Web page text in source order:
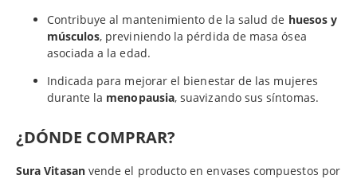
Contribuye al mantenimiento de la salud de huesos y
músculos, previniendo la pérdida de masa ósea
asociada a la edad.
Indicada para mejorar el bienestar de las mujeres
durante la menopausia, suavizando sus síntomas.
¿DÓNDE COMPRAR?
Sura Vitasanvende el producto en envases compuestos por